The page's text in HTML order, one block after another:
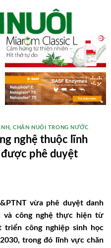
,CHĂN NUÔI TRONG NƯỚC
nghệ thuộc lĩnh
phê duyệt
vừa phê duyệt danh
và công nghệ thực hiện từ
công nghiệp sinh học
trong đó lĩnh vực chăn